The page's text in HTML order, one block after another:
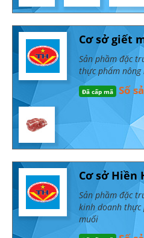
Cơ sở giết
Sản phầm đặc
thực phẩm
Đã cấp mã Số
Cơ sở Hiền
Sản phầm đặc
kinh doanh thực
muối